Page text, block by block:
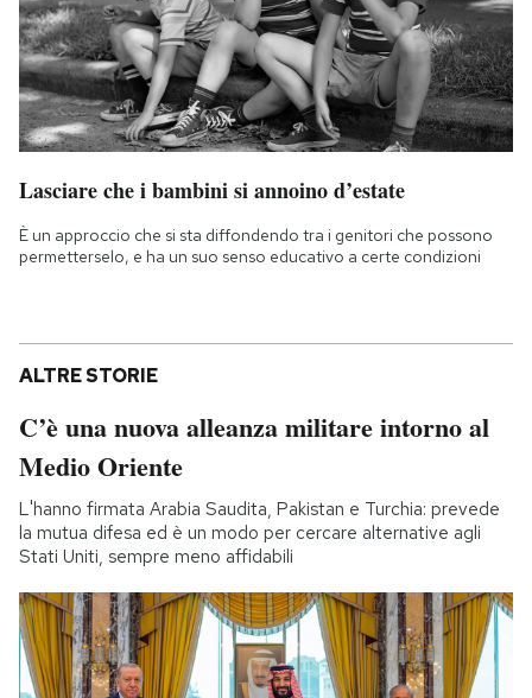
Lasciare che i bambini si annoino d’estate
È un approccio che si sta diffondendo tra i genitori che possono
permetterselo, e ha un suo senso educativo a certe condizioni
ALTRE STORIE
C’è una nuova alleanza militare intorno al
Medio Oriente
L'hanno firmata Arabia Saudita, Pakistan e Turchia: prevede
la mutua difesa ed è un modo per cercare alternative agli
Stati Uniti, sempre meno affidabili